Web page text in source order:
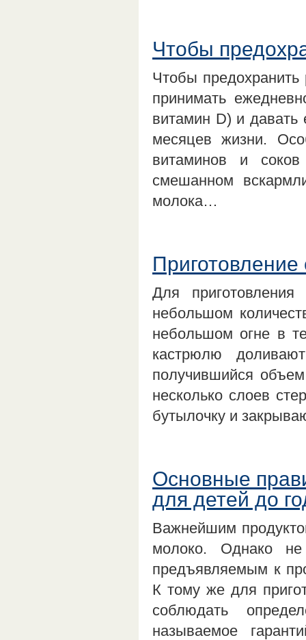
Чтобы
Чтобы
принимать
витамин D) и
месяцев жизни.
витаминов и
смешанном
молока…
Приготовление
Для
небольшом
небольшом огне в
кастрюлю
получившийся
несколько слоев
бутылочку и
Основные
для детей до
Важнейшим
молоко. Однако не
предъявляемым к
К тому же для
соблюдать
называемое